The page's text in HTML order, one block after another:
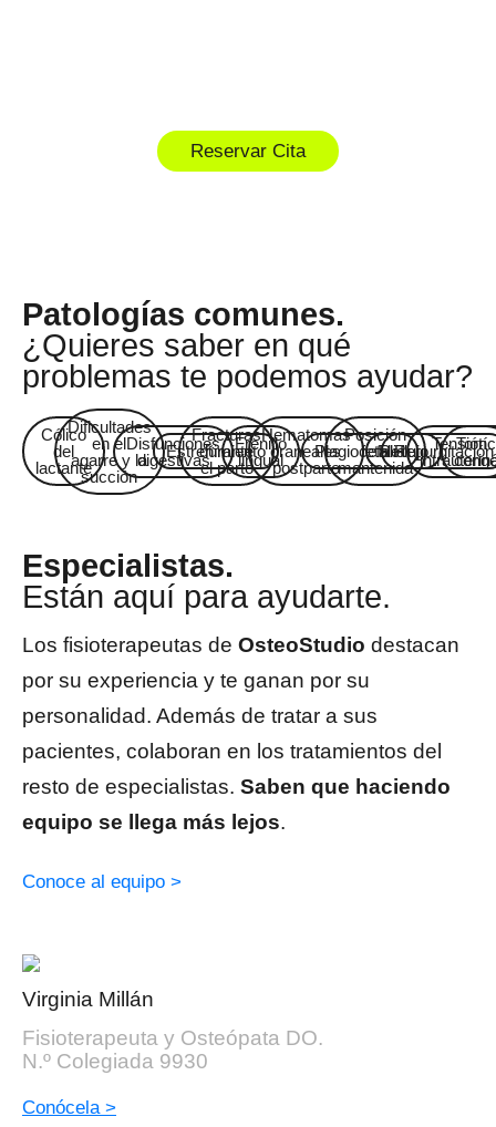
Reservar Cita
Patologías comunes.
¿Quieres saber en qué
problemas te podemos ayudar?
Cólico
del
lactante
Dificultades
en el
agarre y la
succión
Disfunciones
digestivas
Estreñimiento
Fracturas
durante
el parto
Frenillo
lingual
Hematomas
craneales
postparto
Plagiocefalia
Posición
fetal
mantenida
Reflujo
Regurgitación
Tensión
Especialistas.
Están aquí para ayudarte.
Los fisioterapeutas de OsteoStudio destacan
por su experiencia y te ganan por su
personalidad. Además de tratar a sus
pacientes, colaboran en los tratamientos del
resto de especialistas. Saben que haciendo
equipo se llega más lejos.
Conoce al equipo >
Virginia Millán
Fisioterapeuta y Osteópata DO.
N.º Colegiada 9930
Conócela >